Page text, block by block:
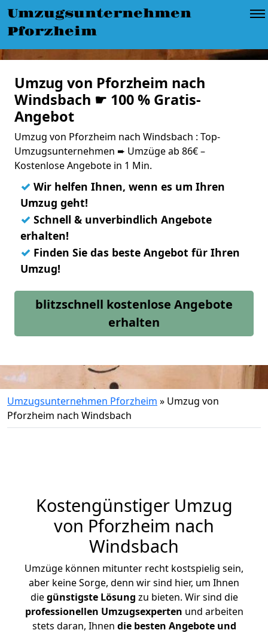
Umzugsunternehmen
Pforzheim
Umzug von Pforzheim nach
Windsbach ☛ 100 % Gratis-
Angebot
Umzug von Pforzheim nach Windsbach : Top-
Umzugsunternehmen ➨ Umzüge ab 86€ –
Kostenlose Angebote in 1 Min.
✓ Wir helfen Ihnen, wenn es um Ihren
Umzug geht!
✓ Schnell & unverbindlich Angebote
erhalten!
✓ Finden Sie das beste Angebot für Ihren
Umzug!
blitzschnell kostenlose Angebote
erhalten
Umzugsunternehmen Pforzheim » Umzug von
Pforzheim nach Windsbach
Kostengünstiger Umzug
von Pforzheim nach
Windsbach
Umzüge können mitunter recht kostspielig sein,
aber keine Sorge, denn wir sind hier, um Ihnen
diegünstigste Lösung zu bieten. Wir sind die
professionellen Umzugsexperten und arbeiten
stets daran, Ihnen die besten Angebote und